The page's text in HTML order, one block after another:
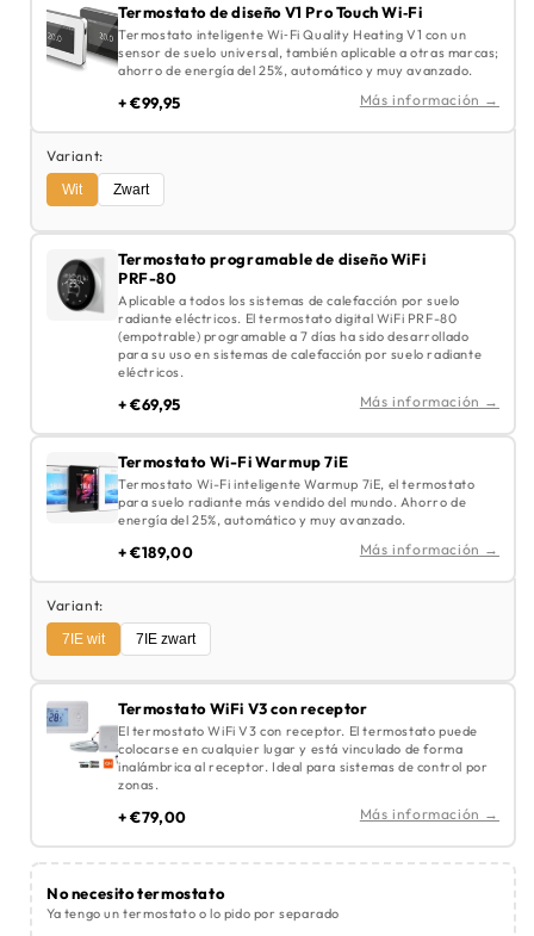
Termostato de diseño V1 Pro Touch Wi‑Fi
Termostato inteligente Wi‑Fi Quality Heating V1 con un
sensor de suelo universal, también aplicable a otras marcas;
ahorro de energía del 25%, automático y muy avanzado.
Más información →
+ €99,95
Variant:
Wit Zwart
Termostato programable de diseño WiFi
PRF-80
Aplicable a todos los sistemas de calefacción por suelo
radiante eléctricos. El termostato digital WiFi PRF-80
(empotrable) programable a 7 días ha sido desarrollado
para su uso en sistemas de calefacción por suelo radiante
eléctricos.
Más información →
+ €69,95
Termostato Wi-Fi Warmup 7iE
Termostato Wi-Fi inteligente Warmup 7iE, el termostato
para suelo radiante más vendido del mundo. Ahorro de
energía del 25%, automático y muy avanzado.
Más información →
+ €189,00
Variant:
7IE wit 7IE zwart
Termostato WiFi V3 con receptor
El termostato WiFi V3 con receptor. El termostato puede
colocarse en cualquier lugar y está vinculado de forma
inalámbrica al receptor. Ideal para sistemas de control por
zonas.
Más información →
+ €79,00
No necesito termostato
Ya tengo un termostato o lo pido por separado